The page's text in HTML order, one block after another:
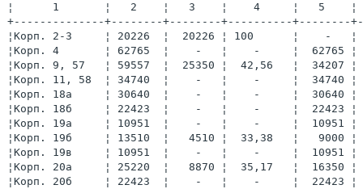
¦      1       ¦   2    ¦   3    ¦    4     ¦   5    ¦
+--------------+--------+--------+----------+--------
¦Корп. 2-3     ¦ 20226  ¦  20226 ¦ 100      ¦    -
¦Корп. 4       ¦ 62765  ¦    -   ¦    -     ¦  62765 ¦
¦Корп. 9, 57   ¦ 59557  ¦  25350 ¦  42,56   ¦  34207
¦Корп. 11, 58  ¦ 34740  ¦    -   ¦    -     ¦  34740
¦Корп. 18а     ¦ 30640  ¦    -   ¦    -     ¦  30640
¦Корп. 18б     ¦ 22423  ¦    -   ¦    -     ¦  22423
¦Корп. 19а     ¦ 10951  ¦    -   ¦    -     ¦  10951
¦Корп. 19б     ¦ 13510  ¦   4510 ¦  33,38   ¦   9000
¦Корп. 19в     ¦ 10951  ¦    -   ¦    -     ¦  10951
¦Корп. 20а     ¦ 25220  ¦   8870 ¦  35,17   ¦  16350
¦Корп. 20б     ¦ 22423  ¦    -   ¦    -     ¦  22423